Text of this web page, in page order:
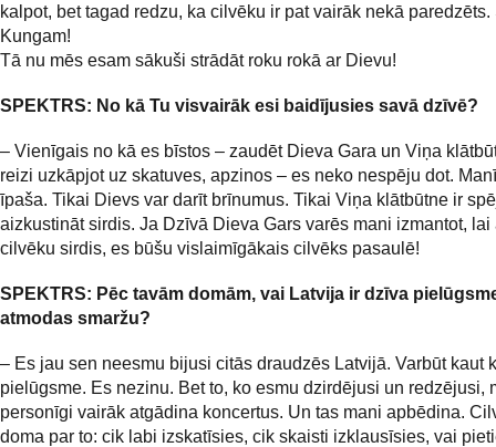
kalpot, bet tagad redzu, ka cilvēku ir pat vairāk nekā paredzēts.
Kungam!
Tā nu mēs esam sākuši strādāt roku rokā ar Dievu!
SPEKTRS: No kā Tu visvairāk esi baidījusies savā dzīvē?
– Vienīgais no kā es bīstos – zaudēt Dieva Gara un Viņa
reizi uzkāpjot uz skatuves, apzinos – es neko nespēju dot.
īpaša. Tikai Dievs var darīt brīnumus. Tikai Viņa klātbūtne ir
aizkustināt sirdis. Ja Dzīvā Dieva Gars varēs mani izmantot,
cilvēku sirdis, es būšu vislaimīgākais cilvēks pasaulē!
SPEKTRS: Pēc tavām domām, vai Latvija ir dzīva
atmodas smaržu?
– Es jau sen neesmu bijusi citās draudzēs Latvijā. Varbūt kaut
pielūgsme. Es nezinu. Bet to, ko esmu dzirdējusi un redzējusi,
personīgi vairāk atgādina koncertus. Un tas mani apbēdina.
doma par to: cik labi izskatīsies, cik skaisti izklausīsies, vai